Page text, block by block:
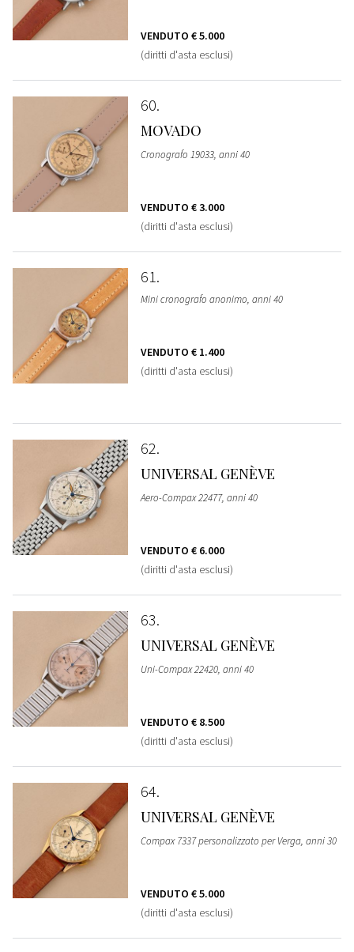
VENDUTO € 5.000
(diritti d'asta esclusi)
60
MOVADO
Cronografo 19033, anni 40
VENDUTO € 3.000
(diritti d'asta esclusi)
61
Mini cronografo anonimo, anni 40
VENDUTO € 1.400
(diritti d'asta esclusi)
62
UNIVERSAL GENÈVE
Aero-Compax 22477, anni 40
VENDUTO € 6.000
(diritti d'asta esclusi)
63
UNIVERSAL GENÈVE
Uni-Compax 22420, anni 40
VENDUTO € 8.500
(diritti d'asta esclusi)
64
UNIVERSAL GENÈVE
Compax 7337 personalizzato per Verga, anni 30
VENDUTO € 5.000
(diritti d'asta esclusi)